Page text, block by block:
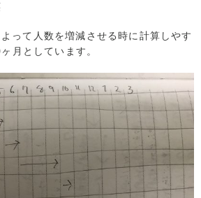
って人数を増減させる時に計算しやす
月としています。